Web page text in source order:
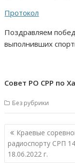
Протокол
Поздравляем
выполнивших
Совет РО СРР по
Без рубрики
Навигация
по
записям
Краевые
радиоспорту СРП
18.06.2022 г.